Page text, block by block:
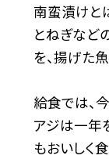
南蛮漬けと
とねぎなど
を、揚げた
給食では、
アジは一年
もおいしく